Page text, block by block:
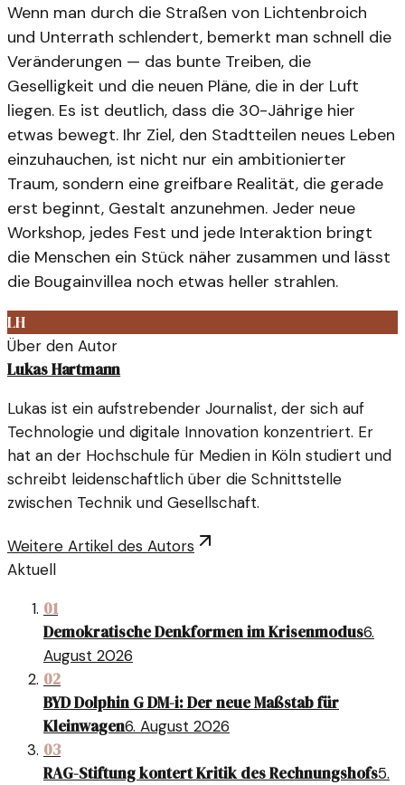
Wenn man durch die Straßen von Lichtenbroich
und Unterrath schlendert, bemerkt man schnell die
Veränderungen — das bunte Treiben, die
Geselligkeit und die neuen Pläne, die in der Luft
liegen. Es ist deutlich, dass die 30-Jährige hier
etwas bewegt. Ihr Ziel, den Stadtteilen neues Leben
einzuhauchen, ist nicht nur ein ambitionierter
Traum, sondern eine greifbare Realität, die gerade
erst beginnt, Gestalt anzunehmen. Jeder neue
Workshop, jedes Fest und jede Interaktion bringt
die Menschen ein Stück näher zusammen und lässt
die Bougainvillea noch etwas heller strahlen.
LH
Über den Autor
Lukas Hartmann
Lukas ist ein aufstrebender Journalist, der sich auf
Technologie und digitale Innovation konzentriert. Er
hat an der Hochschule für Medien in Köln studiert und
schreibt leidenschaftlich über die Schnittstelle
zwischen Technik und Gesellschaft.
Weitere Artikel des Autors
Aktuell
01
Demokratische Denkformen im Krisenmodus6.
August 2026
02
BYD Dolphin G DM-i: Der neue Maßstab für
Kleinwagen6. August 2026
03
RAG-Stiftung kontert Kritik des Rechnungshofs5.